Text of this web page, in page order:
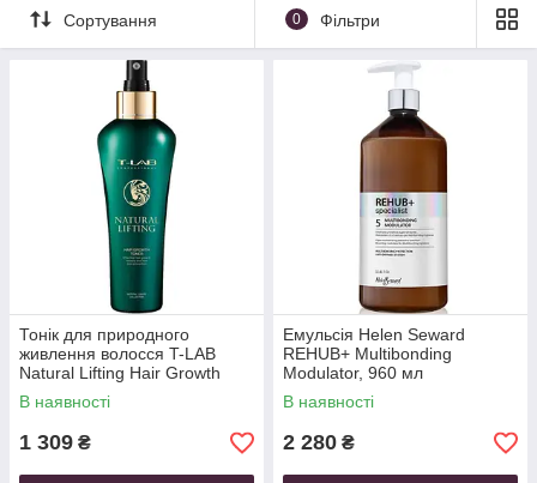
Сортування 0 Фільтри
Тонік для природного
живлення волосся T-LAB
Natural Lifting Hair Growth
Toner 150 мл
В наявності
1 309 ₴
Емульсія Helen Seward
REHUB+ Multibonding
Modulator, 960 мл
В наявності
2 280 ₴